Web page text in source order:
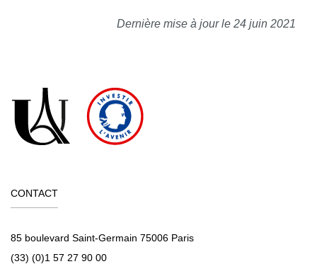
Dernière mise à jour le 24 juin 2021
CONTACT
85 boulevard Saint-Germain 75006 Paris
(33) (0)1 57 27 90 00